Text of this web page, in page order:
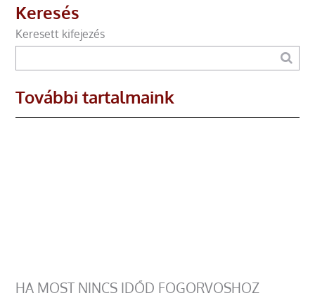
Keresés
Keresett kifejezés
További tartalmaink
HA MOST NINCS IDŐD FOGORVOSHOZ